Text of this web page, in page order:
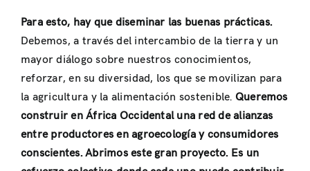
Para esto, hay que diseminar las buenas prácticas.
Debemos, a través del intercambio de la tierra y un
mayor diálogo sobre nuestros conocimientos,
reforzar, en su diversidad, los que se movilizan para
la agricultura y la alimentación sostenible. Queremos
construir en África Occidental una red de alianzas
entre productores en agroecología y consumidores
conscientes. Abrimos este gran proyecto. Es un